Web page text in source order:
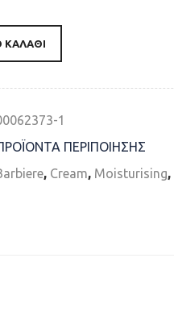
1
ΠΕΡΙΠΟΙΗΣΗΣ
, Cream, Moisturising,